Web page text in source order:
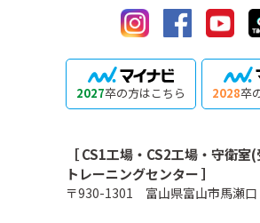
2027卒の方はこちら 2028卒
［ CS1工場・CS2工場・守衛室
トレーニングセンター ］
〒930-1301 富山県富山市馬瀬口